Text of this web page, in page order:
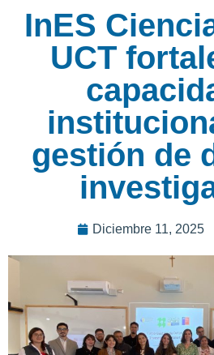
InES
UCT
gestión de
Diciembre 11, 2025